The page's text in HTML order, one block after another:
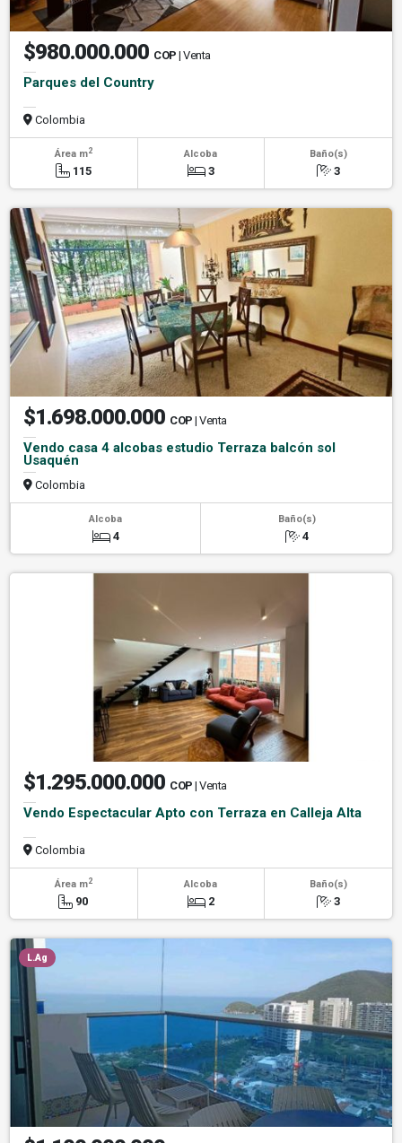
$980.000.000 COP | Venta
Parques del Country
Colombia
Área m2
115
Alcoba
3
Baño(s)
3
$1.698.000.000 COP | Venta
Vendo casa 4 alcobas estudio Terraza balcón sol
Usaquén
Colombia
Alcoba
4
Baño(s)
4
$1.295.000.000 COP | Venta
Vendo Espectacular Apto con Terraza en Calleja Alta
Colombia
Área m2
90
Alcoba
2
Baño(s)
3
L.Ag